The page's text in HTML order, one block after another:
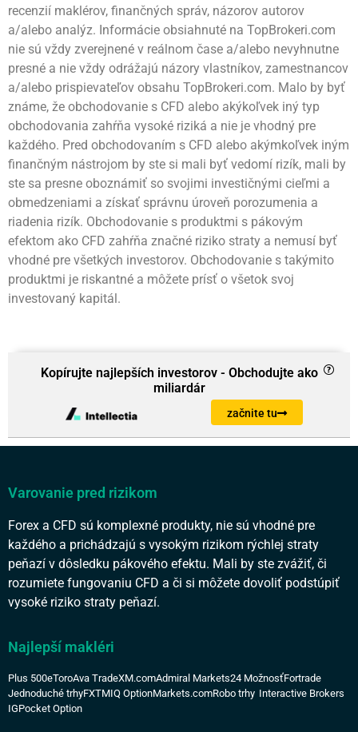
recenzií maklérov, finančných správ, názorov autorov
a/alebo analýz. Informácie obsiahnuté na TopBrokeri.com
nie sú vždy zverejnené v reálnom čase a/alebo nevyhnutne
presné a nie vždy odrážajú názory vlastníkov, zamestnancov
a/alebo prispievateľov obsahu TopBrokeri.com. Malo by byť
známe, že obchodovanie s CFD alebo akýkoľvek iný typ
obchodovania zahŕňa vysoké riziká a nie je vhodný pre
každého. Pred obchodovaním s CFD alebo akýmkoľvek iným
finančným nástrojom by ste si mali byť vedomí rizík, mali by
ste sa presne oboznámiť so svojimi investičnými cieľmi a
obmedzeniami a získať správnu úroveň porozumenia a
riadenia rizík. Obchodovanie s produktmi s pákovým
efektom ako CFD zahŕňa značné riziko straty a nemusí byť
vhodné pre všetkých investorov. Obchodovanie s takýmito
produktmi je riskantné a môžete prísť o všetok svoj
investovaný kapitál.
Kopírujte najlepších investorov - Obchodujte ako
miliardár
začnite tu
Varovanie pred rizikom
Forex a CFD sú komplexné produkty, nie sú vhodné pre
každého a prichádzajú s vysokým rizikom rýchlej straty
peňazí v dôsledku pákového efektu. Mali by ste zvážiť, či
rozumiete fungovaniu CFD a či si môžete dovoliť podstúpiť
vysoké riziko straty peňazí.
Najlepší makléri
Plus 500eToroAva TradeXM.comAdmiral Markets24 MožnosťFortrade
Jednoduché trhyFXTMIQ OptionMarkets.comRobo trhy Interactive Brokers
IGPocket Option